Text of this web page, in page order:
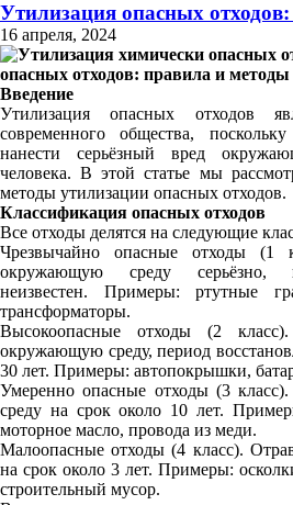
Утилизация опасных
16 апреля, 2024
опасных отходов: правила и методы
Введение
Утилизация опасных отходов
современного общества,
нанести серьёзный вред
человека. В этой статье мы
методы утилизации опасных отходов.
Классификация опасных отходов
Все отходы делятся на следующие
Чрезвычайно опасные отходы (1
окружающую среду серьёзно,
неизвестен. Примеры: ртутные
трансформаторы.
Высокоопасные отходы (2
окружающую среду, период
30 лет. Примеры: автопокрышки,
Умеренно опасные отходы (3
среду на срок около 10 лет.
моторное масло, провода из меди.
Малоопасные отходы (4 класс).
на срок около 3 лет. Примеры:
строительный мусор.